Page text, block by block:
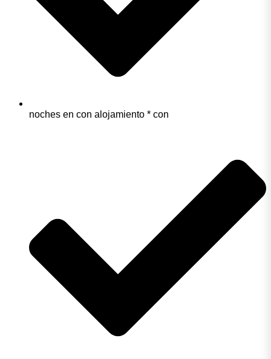
noches en con alojamiento * con